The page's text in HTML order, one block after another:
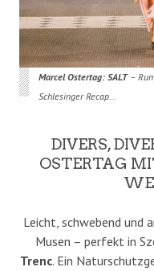
Marcel Ostertag: SALT–
Schlesinger Recap…
DIVERS,
OSTERTAG
Leicht, schwebend und
Musen – perfekt in
Trenc. Ein